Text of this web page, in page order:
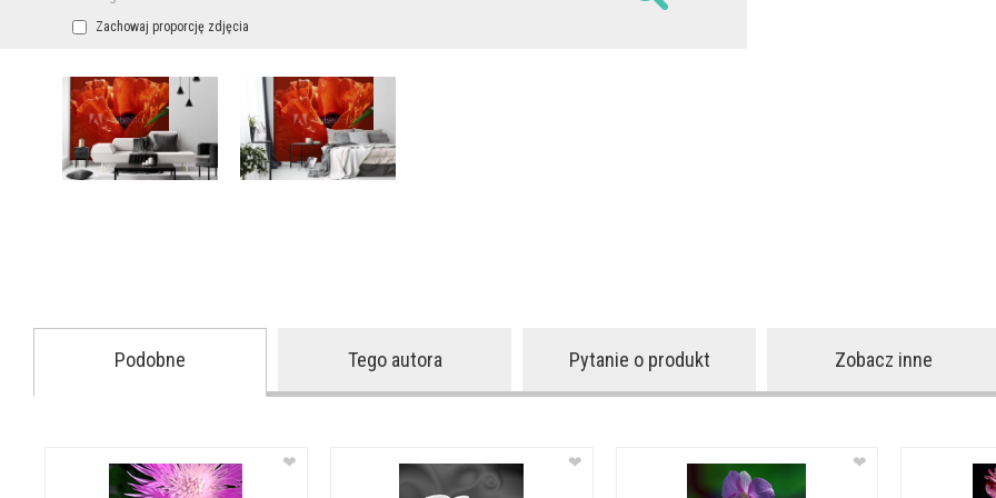
Zachowaj proporcję zdjęcia
Podobne Tego autora Pytanie o produkt Zobacz inne
❤ ❤ ❤